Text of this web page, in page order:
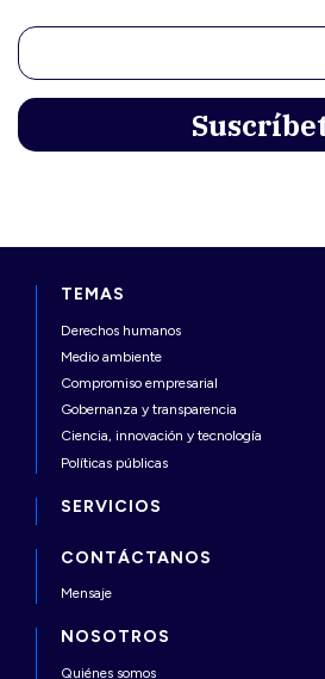
TEMAS
Derechos humanos
Medio ambiente
Compromiso empresarial
Gobernanza y transparencia
Ciencia, innovación y tecnología
Políticas públicas
SERVICIOS
CONTÁCTANOS
Mensaje
NOSOTROS
Quiénes somos